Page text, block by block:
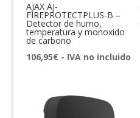
AJAX AJ-
FIREPROTECTPLUS-B –
Detector de humo,
temperatura y monoxido
de carbono
106,95€ - IVA no incluido